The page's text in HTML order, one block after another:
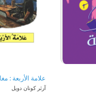
علامة الأربعة :
آرثر كونان دويل